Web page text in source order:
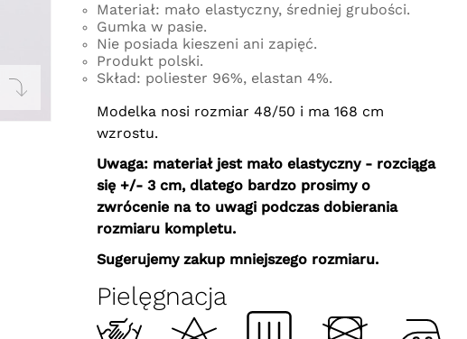
Materiał: mało elastyczny, średniej grubości.
Gumka w pasie.
Nie posiada kieszeni ani zapięć.
Produkt polski.
Skład: poliester 96%, elastan 4%.
Modelka nosi rozmiar 48/50 i ma 168 cm
wzrostu.
Uwaga: materiał jest mało elastyczny - rozciąga
się +/- 3 cm, dlatego bardzo prosimy o
zwrócenie na to uwagi podczas dobierania
rozmiaru kompletu.
Sugerujemy zakup mniejszego rozmiaru.
Pielęgnacja